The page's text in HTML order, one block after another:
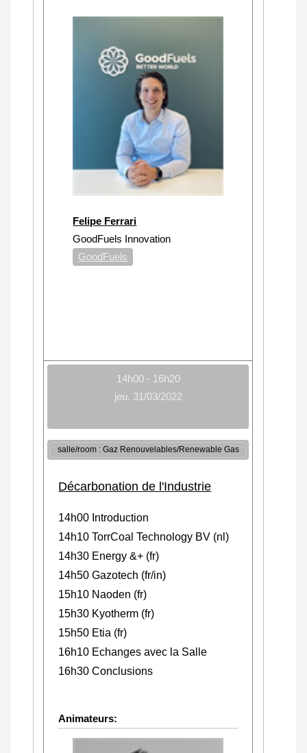
Felipe Ferrari
GoodFuels Innovation
GoodFuels
14h00 - 16h20
jeu. 31/03/2022
salle/room : Gaz Renouvelables/Renewable Gas
Décarbonation de l'Industrie
14h00 Introduction
14h10 TorrCoal Technology BV (nl)
14h30 Energy &+ (fr)
14h50 Gazotech (fr/in)
15h10 Naoden (fr)
15h30 Kyotherm (fr)
15h50 Etia (fr)
16h10 Echanges avec la Salle
16h30 Conclusions
Animateurs: